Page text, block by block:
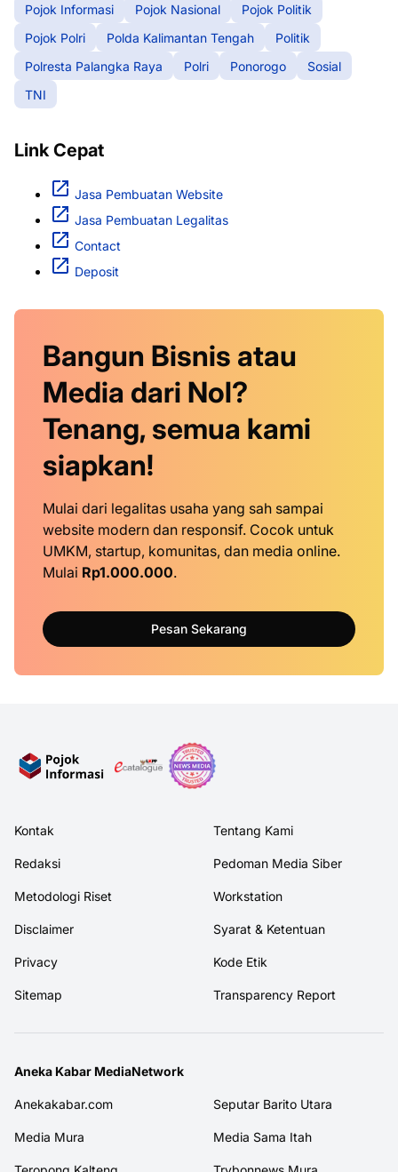
Pojok Informasi
Pojok Nasional
Pojok Politik
Pojok Polri
Polda Kalimantan Tengah
Politik
Polresta Palangka Raya
Polri Ponorogo
Sosial
TNI
Link Cepat
Jasa Pembuatan Website
Jasa Pembuatan Legalitas
Contact
Deposit
Bangun Bisnis atau
Media dari Nol?
Tenang, semua kami
siapkan!
Mulai dari legalitas usaha yang sah sampai
website modern dan responsif. Cocok untuk
UMKM, startup, komunitas, dan media online.
Mulai Rp1.000.000.
Pesan Sekarang
Kontak Tentang Kami
Redaksi Pedoman Media Siber
Metodologi Riset Workstation
Disclaimer Syarat & Ketentuan
Privacy Kode Etik
Sitemap Transparency Report
Aneka Kabar MediaNetwork
Anekakabar.com Seputar Barito Utara
Media Mura Media Sama Itah